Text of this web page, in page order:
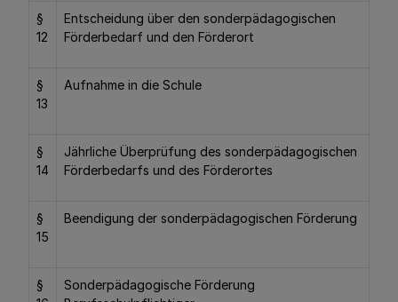
§
12
Entscheidung über den sonderpädagogischen
Förderbedarf und den Förderort
§
13
Aufnahme in die Schule
§
14
Jährliche Überprüfung des sonderpädagogischen
Förderbedarfs und des Förderortes
§
15
Beendigung der sonderpädagogischen Förderung
§
Sonderpädagogische Förderung